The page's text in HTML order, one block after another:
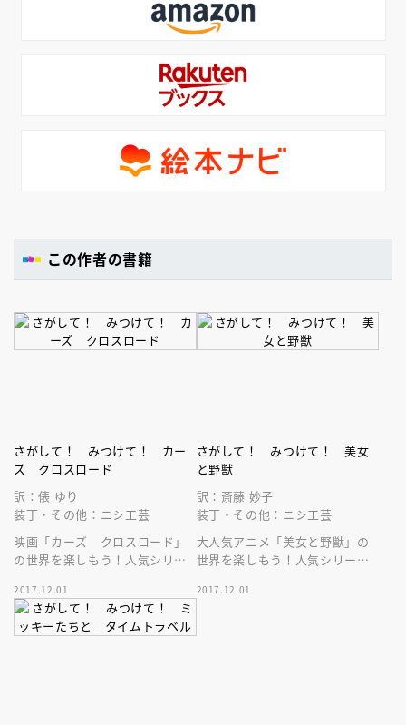
この作者の書籍
さがして！ みつけて！ カー
ズ クロスロード
訳：俵 ゆり
装丁・その他：ニシ工芸
映画「カーズ クロスロード」
の世界を楽しもう！人気シリー
しみや人気キャラクターを見つ
けてね！
2017.12.01
さがして！ みつけて！ 美女
と野獣
訳：斎藤 妙子
装丁・その他：ニシ工芸
大人気アニメ「美女と野獣」の
世界を楽しもう！人気シリーズ
みや人気キャラクターを見つけ
2017.12.01